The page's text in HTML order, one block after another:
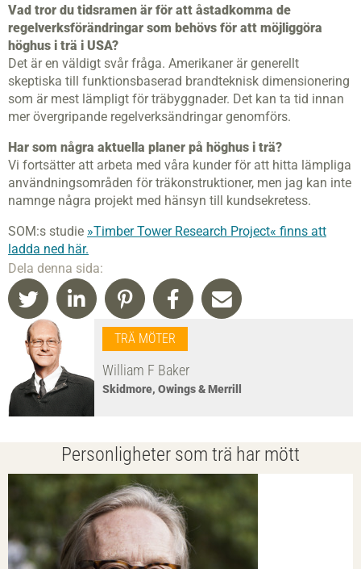
Vad tror du tidsramen är för att åstadkomma de
regelverksförändringar som behövs för att möjliggöra
höghus i trä i USA?
Det är en väldigt svår fråga. Amerikaner är generellt
skeptiska till funktionsbaserad brandteknisk dimensionering
som är mest lämpligt för träbyggnader. Det kan ta tid innan
mer övergripande regelverksändringar genomförs.
Har som några aktuella planer på höghus i trä?
Vi fortsätter att arbeta med våra kunder för att hitta lämpliga
användningsområden för träkonstruktioner, men jag kan inte
namnge några projekt med hänsyn till kundsekretess.
SOM:s studie »Timber Tower Research Project« finns att
ladda ned här.
Dela denna sida:
TRÄ MÖTER
William F Baker
Skidmore, Owings & Merrill
Personligheter som trä har mött